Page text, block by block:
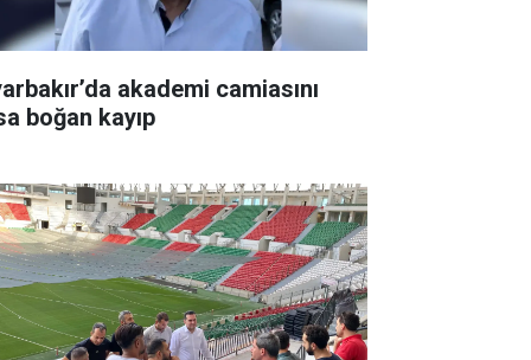
akademi camiasını
boğan kayıp